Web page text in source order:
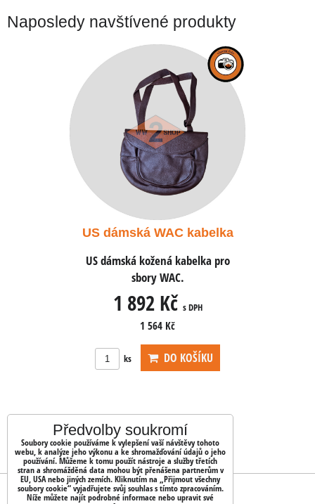
Naposledy navštívené produkty
US dámská WAC kabelka
US dámská kožená kabelka pro
sbory WAC.
1 892 Kč s DPH
1 564 Kč
ks DO KOŠÍKU
OBJEDNÁVKY
Předvolby soukromí
Soubory cookie používáme k vylepšení vaší návštěvy tohoto
webu, k analýze jeho výkonu a ke shromažďování údajů o jeho
používání. Můžeme k tomu použít nástroje a služby třetích
stran a shromážděná data mohou být přenášena partnerům v
EU, USA nebo jiných zemích. Kliknutím na „Přijmout všechny
soubory cookie“ vyjadřujete svůj souhlas s tímto zpracováním.
Níže můžete najít podrobné informace nebo upravit své